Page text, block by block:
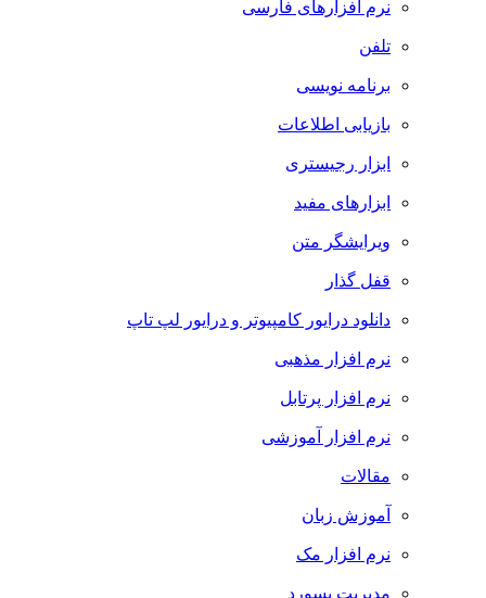
نرم افزارهای فارسی
تلفن
برنامه نویسی
بازیابی اطلاعات
ابزار رجیستری
ابزارهای مفید
ویرایشگر متن
قفل گذار
دانلود درایور کامپیوتر و درایور لپ تاپ
نرم افزار مذهبی
نرم افزار پرتابل
نرم افزار آموزشی
مقالات
آموزش زبان
نرم افزار مک
مدیریت پسورد